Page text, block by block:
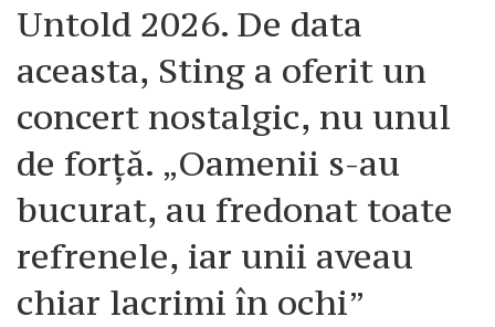
Untold 2026. De data
aceasta, Sting a oferit un
concert nostalgic, nu unul
de forță. „Oamenii s-au
bucurat, au fredonat toate
refrenele, iar unii aveau
chiar lacrimi în ochi”